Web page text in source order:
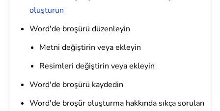
oluşturun
Word'de broşürü düzenleyin
Metni değiştirin veya ekleyin
Resimleri değiştirin veya ekleyin
Word'de broşürü kaydedin
Word'de broşür oluşturma hakkında sıkça sorulan